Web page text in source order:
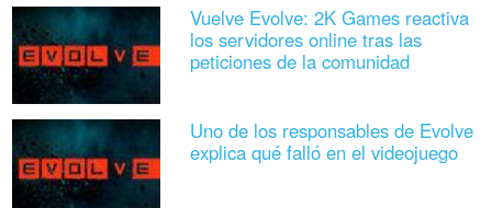
Vuelve Evolve: 2K Games reactiva
los servidores online tras las
peticiones de la comunidad
Uno de los responsables de Evolve
explica qué falló en el videojuego